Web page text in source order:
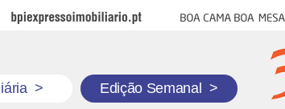
BPI Expresso Imobiliário Boa cama boa mesa
> Edição Semanal >